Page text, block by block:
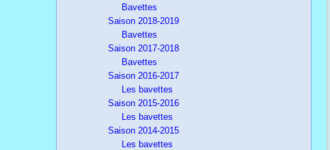
Bavettes
Saison 2018-2019
Bavettes
Saison 2017-2018
Bavettes
Saison 2016-2017
Les bavettes
Saison 2015-2016
Les bavettes
Saison 2014-2015
Les bavettes